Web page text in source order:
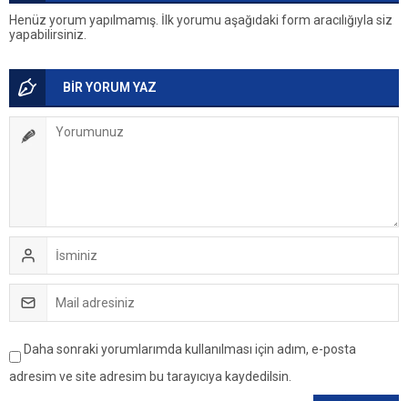
Henüz yorum yapılmamış. İlk yorumu aşağıdaki form aracılığıyla siz
yapabilirsiniz.
BİR YORUM YAZ
Daha sonraki yorumlarımda kullanılması için adım, e-posta
adresim ve site adresim bu tarayıcıya kaydedilsin.